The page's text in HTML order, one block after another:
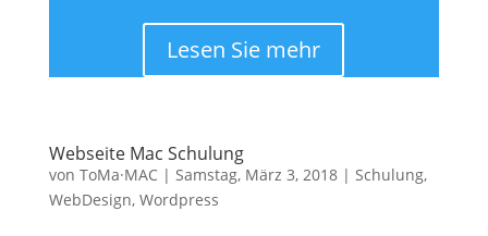
Lesen Sie mehr
Webseite Mac Schulung
von ToMa·MAC| Samstag, März 3, 2018| Schulung,
WebDesign, Wordpress